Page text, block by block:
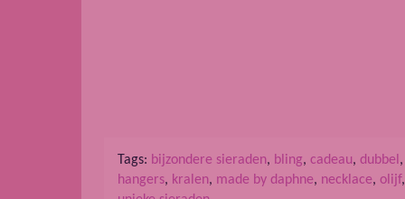
Tags: bijzondere sieraden, bling, cadeau, dubbel
hangers, kralen, made by daphne, necklace, olijf